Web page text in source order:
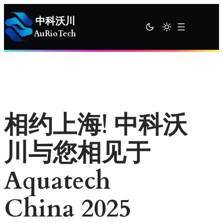
至
内
中科沃川
AuRioTech
相约上海! 中科沃
川与您相见于
Aquatech
China 2025